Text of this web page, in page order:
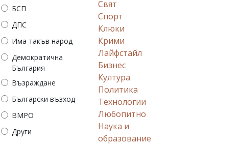
БСП
ДПС
Има такъв народ
Демократична
България
Възраждане
Български възход
ВМРО
Други
Свят
Спорт
Клюки
Крими
Лайфстайл
Бизнес
Култура
Политика
Технологии
Любопитно
Наука и
образование